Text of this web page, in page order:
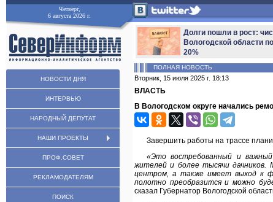
Четверг,
6 августа 2026 г.
НОВОСТИ ДНЯ
ИНТЕРВЬЮ
НАРОДНЫЙ ДЕПУТАТ
НАШИ ПРОЕКТЫ
ПРОФ.СОВЕТ
РЕКЛАМОДАТЕЛЯМ
ПОИСК
Долги пошли в рост:
Вологодской области
20%
ПОЛНАЯ НОВОСТЬ
Вторник, 15 июля 2025 г. 18:13
ВЛАСТЬ
В Вологодском округе начались
Завершить работы на трассе
«Это востребованный и
жителей и более тысячи дачников.
центром, а также имеет выход к
полотно преобразится и можно
сказал Губернатор Вологодской